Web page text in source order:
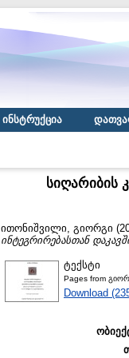
ინსტრუქცია
სიღარიბის
ითონიშვილი, გიორგი
ინტეგრირებასთან
ტექსტი
Pages from
Download